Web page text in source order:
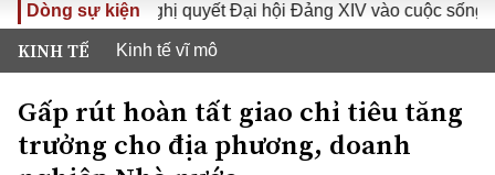
Dòng sự kiện
Đưa Nghị quyết Đại hội Đảng XIV vào cuộc sống
KINH TẾ Kinh tế vĩ mô
Gấp rút hoàn tất giao chỉ tiêu tăng
trưởng cho địa phương, doanh